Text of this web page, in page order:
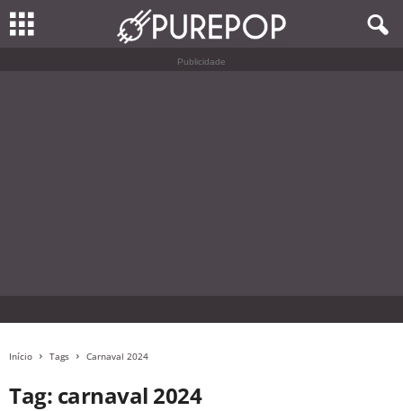
Publicidade
Início Tags Carnaval 2024
Tag: carnaval 2024